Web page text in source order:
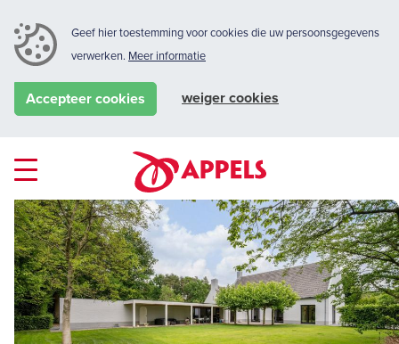
Geef hier toestemming voor cookies die uw persoonsgegevens
verwerken. Meer informatie
Accepteer cookies weiger cookies